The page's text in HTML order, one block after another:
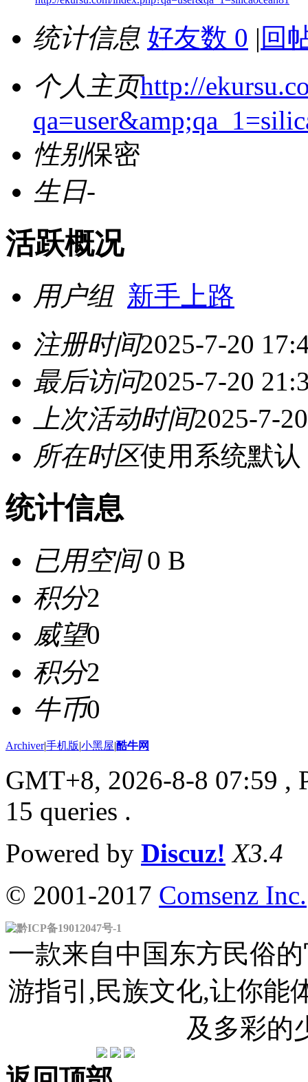
统计信息 好友数 0 | 回
个人主页http://
性别保密
生日-
活跃概况
用户组 新手上路
注册时间2025-7-20
最后访问2025-7-20
上次活动时间2025-7-
所在时区使用系统默认
统计信息
已用空间0 B
积分2
威望0
积分2
牛币0
Archiver|手机版|小黑屋|酷牛网
GMT+8, 2026-8-8 07:59 ,
15 queries .
Powered by Discuz! X3.4
© 2001-2017 Comsenz Inc.
黔ICP备19012047号-1
一款来自中国东方民俗
游指引,民族文化,让你能
及多彩的